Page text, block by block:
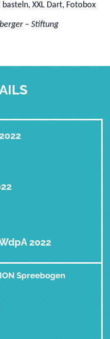
XXL Dart, Fotobox
– Stiftung
2022
Spreebogen